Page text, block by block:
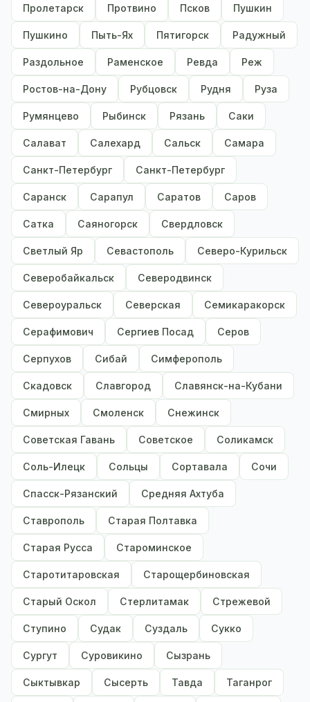
Пролетарск Протвино Псков Пушкин
Пушкино Пыть-Ях Пятигорск Радужный
Раздольное Раменское Ревда Реж
Ростов-на-Дону Рубцовск Рудня Руза
Румянцево Рыбинск Рязань Саки
Салават Салехард Сальск Самара
Санкт-Петербург Санкт-Петербург
Саранск Сарапул Саратов Саров
Сатка Саяногорск Свердловск
Светлый Яр Севастополь Северо-Курильск
Северобайкальск Северодвинск
Североуральск Северская Семикаракорск
Серафимович Сергиев Посад Серов
Серпухов Сибай Симферополь
Скадовск Славгород Славянск-на-Кубани
Смирных Смоленск Снежинск
Советская Гавань Советское Соликамск
Соль-Илецк Сольцы Сортавала Сочи
Спасск-Рязанский Средняя Ахтуба
Ставрополь Старая Полтавка
Старая Русса Староминское
Старотитаровская Старощербиновская
Старый Оскол Стерлитамак Стрежевой
Ступино Судак Суздаль Сукко
Сургут Суровикино Сызрань
Сыктывкар Сысерть Тавда Таганрог